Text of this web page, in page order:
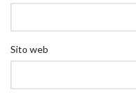
Sito web